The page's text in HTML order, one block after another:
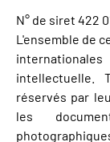
N° de siret 422
L'ensemble de
intellectuelle.
réservés par
les